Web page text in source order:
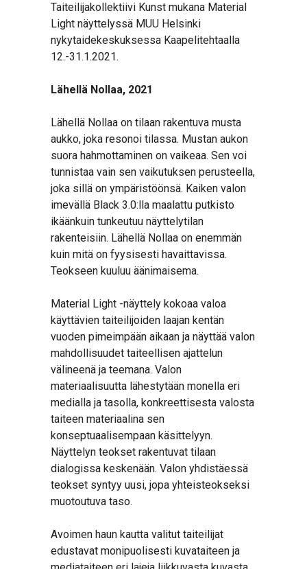
Taiteilijakollektiivi Kunst mukana Material
Light näyttelyssä MUU Helsinki
nykytaidekeskuksessa Kaapelitehtaalla
12.-31.1.2021.
Lähellä Nollaa, 2021
Lähellä Nollaa on tilaan rakentuva musta
aukko, joka resonoi tilassa. Mustan aukon
suora hahmottaminen on vaikeaa. Sen voi
tunnistaa vain sen vaikutuksen perusteella,
joka sillä on ympäristöönsä. Kaiken valon
imevällä Black 3.0:lla maalattu putkisto
ikäänkuin tunkeutuu näyttelytilan
rakenteisiin. Lähellä Nollaa on enemmän
kuin mitä on fyysisesti havaittavissa.
Teokseen kuuluu äänimaisema.
Material Light -näyttely kokoaa valoa
käyttävien taiteilijoiden laajan kentän
vuoden pimeimpään aikaan ja näyttää valon
mahdollisuudet taiteellisen ajattelun
välineenä ja teemana. Valon
materiaalisuutta lähestytään monella eri
medialla ja tasolla, konkreettisesta valosta
taiteen materiaalina sen
konseptuaalisempaan käsittelyyn.
Näyttelyn teokset rakentuvat tilaan
dialogissa keskenään. Valon yhdistäessä
teokset syntyy uusi, jopa yhteisteokseksi
muotoutuva taso.
Avoimen haun kautta valitut taiteilijat
edustavat monipuolisesti kuvataiteen ja